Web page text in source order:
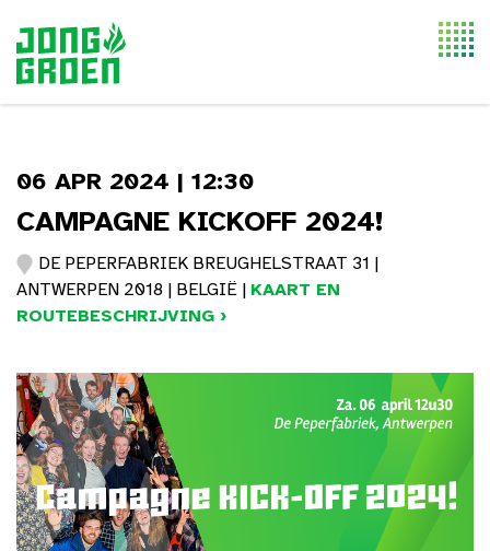
06 APR 2024 | 12:30
CAMPAGNE KICKOFF 2024!
DE PEPERFABRIEK BREUGHELSTRAAT 31 |
ANTWERPEN 2018 | BELGIË | KAART EN
ROUTEBESCHRIJVING ›